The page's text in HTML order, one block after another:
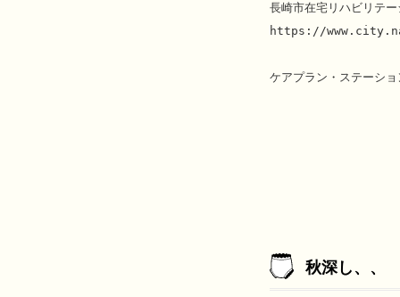
長崎市在宅リハビリテ
https://
ケアプラン・ステーショ
秋深し、、